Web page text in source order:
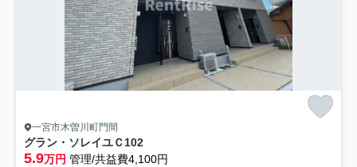
一宮市木曽川町門間
グラン・ソレイユＣ102
5.9万円 管理/共益費4,100円